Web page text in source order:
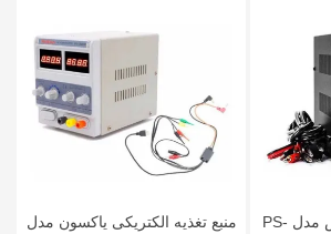
منبع تغذیه DC کایوتس مدل PS-
منبع تغذیه الکتریکی یاکسون مدل